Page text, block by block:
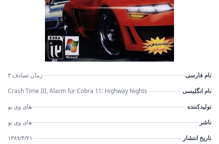
نام فارسی
زمان تصادف ۳
نام انگلیسی
Crash Time III, Alarm für Cobra 11: Highway Nights
تولیدکننده
های وی یو
ناشر
های وی یو
تاریخ انتشار
۱۳۸۹/۴/۲۱